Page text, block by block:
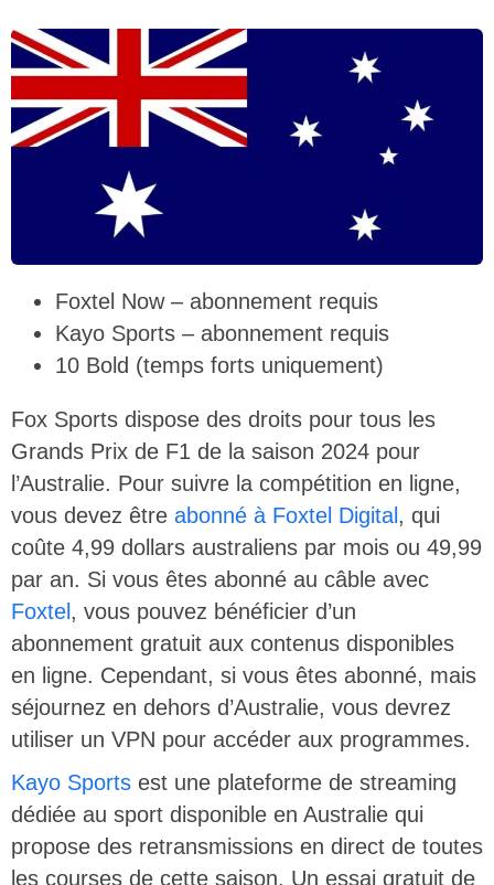
Foxtel Now – abonnement requis
Kayo Sports – abonnement requis
10 Bold (temps forts uniquement)
Fox Sports dispose des droits pour tous les
Grands Prix de F1 de la saison 2024 pour
l’Australie. Pour suivre la compétition en ligne,
vous devez être abonné à Foxtel Digital , qui
coûte 4,99 dollars australiens par mois ou 49,99
par an. Si vous êtes abonné au câble avec
Foxtel , vous pouvez bénéficier d’un
abonnement gratuit aux contenus disponibles
en ligne. Cependant, si vous êtes abonné, mais
séjournez en dehors d’Australie, vous devrez
utiliser un VPN pour accéder aux programmes.
Kayo Sports est une plateforme de streaming
dédiée au sport disponible en Australie qui
propose des retransmissions en direct de toutes
les courses de cette saison. Un essai gratuit de